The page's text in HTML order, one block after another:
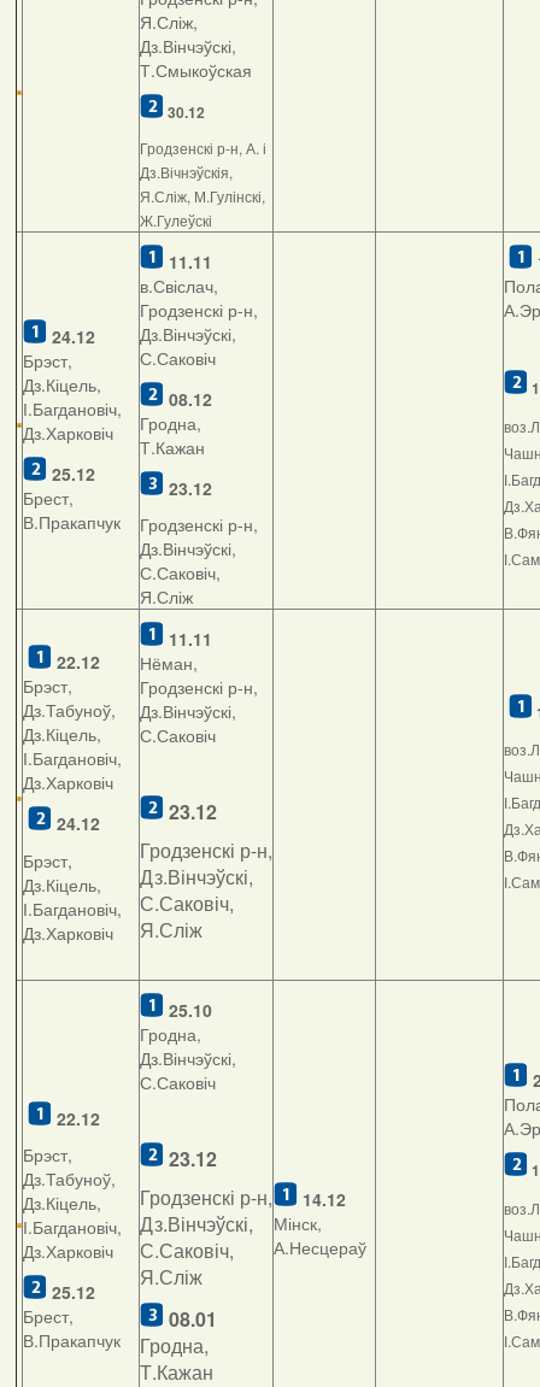
Я.Сліж,
Дз.Вінчэўскі,
Т.Смыкоўская
30.12
Гродзенскі р-н, А. і
Дз.Вічнэўскія,
Я.Сліж, М.Гулінскі,
Ж.Гулеўскі
24.12
Брэст,
Дз.Кіцель,
І.Багдановіч,
Дз.Харковіч
25.12
Брест,
В.Пракапчук
11.11
в.Свіслач,
Гродзенскі р-н,
Дз.Вінчэўскі,
С.Саковіч
08.12
Гродна,
Т.Кажан
23.12
Гродзенскі р-н,
Дз.Вінчэўскі,
С.Саковіч,
Я.Сліж
22.12
Брэст,
Дз.Табуноў,
Дз.Кіцель,
І.Багдановіч,
Дз.Харковіч
24.12
Брэст,
Дз.Кіцель,
І.Багдановіч,
Дз.Харковіч
11.11
Нёман,
Гродзенскі р-н,
Дз.Вінчэўскі,
С.Саковіч
23.12
Гродзенскі р-н,
Дз.Вінчэўскі,
С.Саковіч,
Я.Сліж
22.12
Брэст,
Дз.Табуноў,
Дз.Кіцель,
І.Багдановіч,
Дз.Харковіч
25.12
Брест,
В.Пракапчук
25.10
Гродна,
Дз.Вінчэўскі,
С.Саковіч
23.12
Гродзенскі р-н,
Дз.Вінчэўскі,
С.Саковіч,
Я.Сліж
08.01
Гродна,
Т.Кажан
14.12
Мінск,
А.Несцераў